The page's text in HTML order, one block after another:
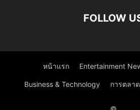
FOLLOW
หน้าแรก Entertainment
Business & Technology การตลา